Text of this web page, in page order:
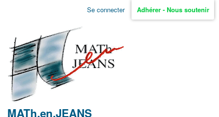
Aller
non
identifié
Se connecter Adhérer - Nous soutenir
MATh.en.JEANS